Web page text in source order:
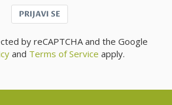
PRIJAVI SE
by reCAPTCHA and the Google
and Terms of Service apply.